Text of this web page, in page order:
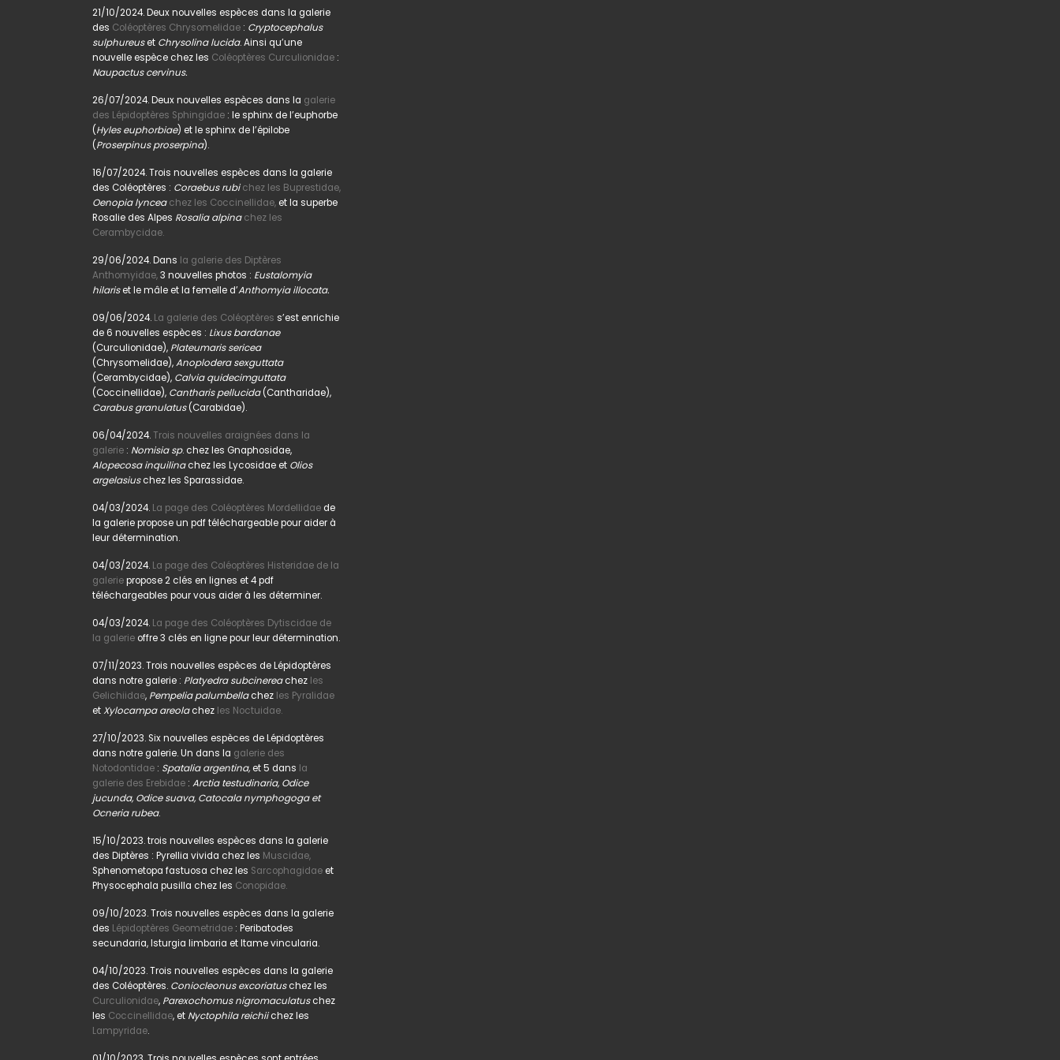
21/10/2024. Deux nouvelles espèces dans la galerie
des Coléoptères Chrysomelidae : Cryptocephalus
sulphureuset Chrysolina lucida. Ainsi qu’une
nouvelle espèce chez les Coléoptères Curculionidae :
Naupactus cervinus.
26/07/2024. Deux nouvelles espèces dans la galerie
des Lépidoptères Sphingidae : le sphinx de l’euphorbe
(Hyles euphorbiae) et le sphinx de l’épilobe
(Proserpinus proserpina).
16/07/2024. Trois nouvelles espèces dans la galerie
des Coléoptères : Coraebus rubi chez les Buprestidae,
Oenopia lyncea chez les Coccinellidae,et la superbe
Rosalie des Alpes Rosalia alpina chez les
Cerambycidae.
29/06/2024. Dans la galerie des Diptères
Anthomyidae,3 nouvelles photos : Eustalomyia
hilariset le mâle et la femelle d’Anthomyia illocata.
09/06/2024. La galerie des Coléoptères s’est enrichie
de 6 nouvelles espèces : Lixus bardanae
(Curculionidae), Plateumaris sericea
(Chrysomelidae),Anoplodera sexguttata
(Cerambycidae), Calvia quidecimguttata
(Coccinellidae), Cantharis pellucida(Cantharidae),
Carabus granulatus(Carabidae).
06/04/2024.Trois nouvelles araignées dans la
galerie : Nomisia sp. chez les Gnaphosidae,
Alopecosa inquilinachez les Lycosidae et Olios
argelasiuschez les Sparassidae.
04/03/2024. La page des Coléoptères Mordellidaede
la galerie propose un pdf téléchargeable pour aider à
leur détermination.
04/03/2024. La page des Coléoptères Histeridae de la
galeriepropose 2 clés en lignes et 4 pdf
téléchargeables pour vous aider à les déterminer.
04/03/2024. La page des Coléoptères Dytiscidae de
la galerie offre 3 clés en ligne pour leur détermination.
07/11/2023. Trois nouvelles espèces de Lépidoptères
dans notre galerie : Platyedra subcinereachez les
Gelichiidae, Pempelia palumbellachez les Pyralidae
etXylocampa areolachez les Noctuidae.
27/10/2023. Six nouvelles espèces de Lépidoptères
dans notre galerie. Un dans la galerie des
Notodontidae : Spatalia argentina,et 5 dans la
galerie des Erebidae : Arctia testudinaria, Odice
jucunda, Odice suava, Catocala nymphogoga et
Ocneria rubea.
15/10/2023. trois nouvelles espèces dans la galerie
des Diptères : Pyrellia vivida chez les Muscidae,
Sphenometopa fastuosa chez les Sarcophagidaeet
Physocephala pusilla chez les Conopidae.
09/10/2023. Trois nouvelles espèces dans la galerie
des Lépidoptères Geometridae : Peribatodes
secundaria, Isturgia limbaria et Itame vincularia.
04/10/2023. Trois nouvelles espèces dans la galerie
des Coléoptères. Coniocleonus excoriatuschez les
Curculionidae, Parexochomus nigromaculatuschez
les Coccinellidae, et Nyctophila reichiichez les
Lampyridae.